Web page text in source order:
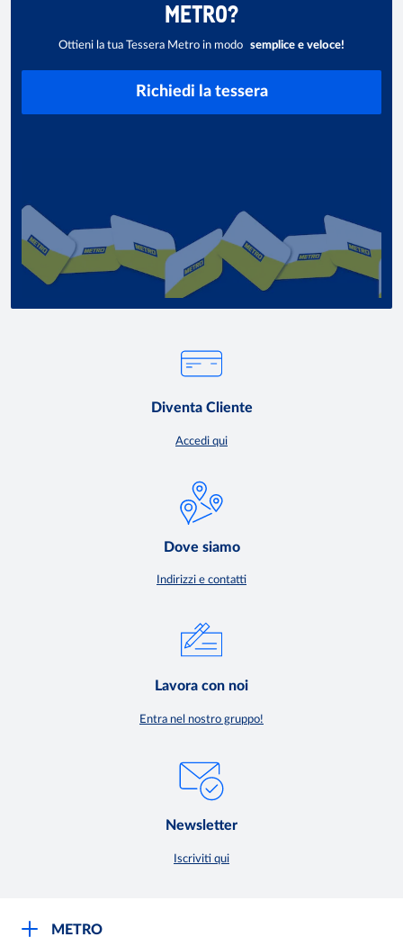
METRO?
Ottieni la tua Tessera Metro in modo semplice e veloce!
Richiedi la tessera
Diventa Cliente
Accedi qui
Dove siamo
Indirizzi e contatti
Lavora con noi
Entra nel nostro gruppo!
Newsletter
Iscriviti qui
METRO